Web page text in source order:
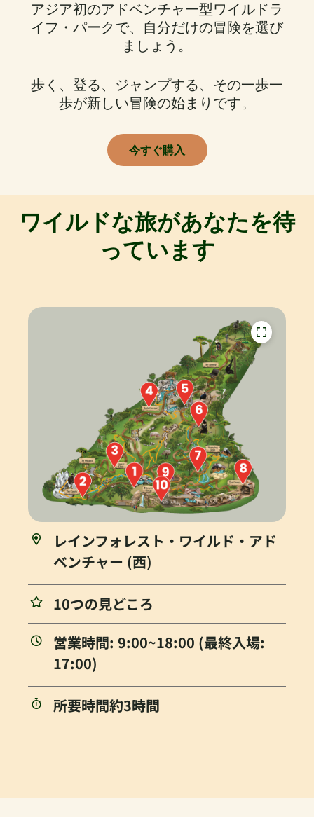
アジア初のアドベンチャー型ワイルドラ
イフ・パークで、自分だけの冒険を選び
ましょう。
歩く、登る、ジャンプする、その一歩一
歩が新しい冒険の始まりです。
今すぐ購入
ワイルドな旅があなたを待
っています
レインフォレスト・ワイルド・アド
ベンチャー (西)
10つの見どころ
営業時間: 9:00~18:00 (最終入場:
17:00)
所要時間約3時間